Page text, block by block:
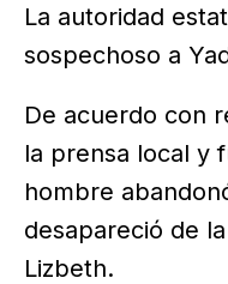
La autoridad
sospechoso a
De acuerdo con
la prensa local y
hombre
desapareció de
Lizbeth.